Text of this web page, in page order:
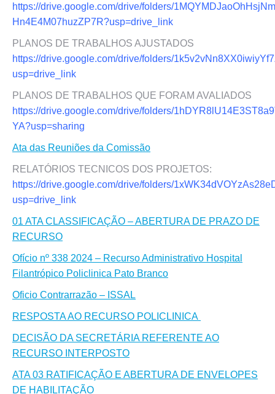
https://drive.google.com/drive/folders/
Hn4E4M07huzZP7R?usp=drive_link
PLANOS DE TRABALHOS AJUSTADOS
https://drive.google.com/drive/folders/
usp=drive_link
PLANOS DE TRABALHOS QUE FORAM AVALIADOS
https://drive.google.com/drive/folders/
YA?usp=sharing
Ata das Reuniões da Comissão
RELATÓRIOS TECNICOS DOS PROJETOS:
https://drive.google.com/drive/folders/
usp=drive_link
01 ATA CLASSIFICAÇÃO – ABERTURA DE PRAZO DE
RECURSO
Ofício nº 338 2024 – Recurso Administrativo Hospital
Filantrópico Policlinica Pato Branco
Oficio Contrarrazão – ISSAL
RESPOSTA AO RECURSO POLICLINICA
DECISÃO DA SECRETÁRIA REFERENTE AO
RECURSO INTERPOSTO
ATA 03 RATIFICAÇÃO E ABERTURA DE ENVELOPES
DE HABILITAÇÃO